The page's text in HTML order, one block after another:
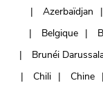
Azerbaïdjan
Belgique
Brunéi
Chili
Chine